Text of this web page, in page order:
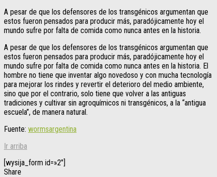
A pesar de que los defensores de los transgénicos argumentan que
estos fueron pensados para producir más, paradójicamente hoy el
mundo sufre por falta de comida como nunca antes en la historia.
A pesar de que los defensores de los transgénicos argumentan que
estos fueron pensados para producir más, paradójicamente hoy el
mundo sufre por falta de comida como nunca antes en la historia. El
hombre no tiene que inventar algo novedoso y con mucha tecnología
para mejorar los rindes y revertir el deterioro del medio ambiente,
sino que por el contrario, solo tiene que volver a las antiguas
tradiciones y cultivar sin agroquímicos ni transgénicos, a la “antigua
escuela”, de manera natural.
Fuente: wormsargentina
Ir arriba
[wysija_form id=»2″]
Share